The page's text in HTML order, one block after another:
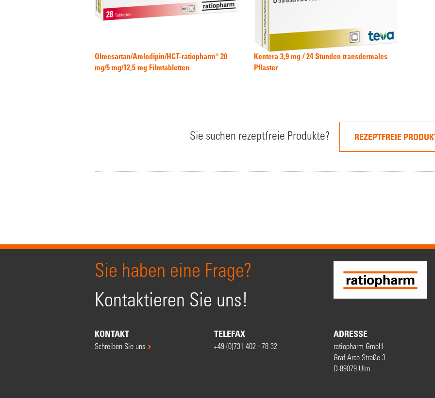
Olmesartan/Amlodipin/HCT-ratiopharm® 20
mg/5 mg/12,5 mg Filmtabletten
Kentera 3,9 mg / 24 Stunden transdermales
Pflaster
Sie suchen rezeptfreie Produkte? REZEPTFREIE
Sie haben eine Frage?
Kontaktieren Sie uns!
KONTAKT
Schreiben Sie uns
TELEFAX
+49 (0)731 402 - 78 32
ADRESSE
ratiopharm GmbH
Graf-Arco-Straße 3
D-89079 Ulm